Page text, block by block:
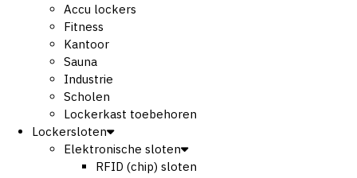
Accu lockers
Fitness
Kantoor
Sauna
Industrie
Scholen
Lockerkast toebehoren
Lockersloten
Elektronische sloten
RFID (chip) sloten